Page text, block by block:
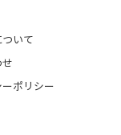
いて
ポリシー